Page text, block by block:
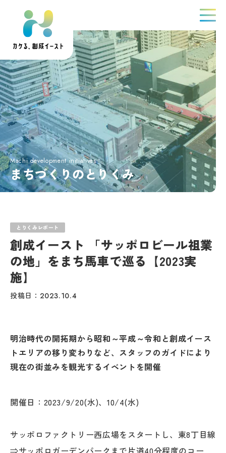
まちづくりのとりくみ
とりくみレポート
創成イースト 「サッポロビール祖業
の地」をまち馬車で巡る【2023実
施】
投稿日： 2023.10.4
明治時代の開拓期から昭和～平成～令和と創成イース
トエリアの移り変わりなど、スタッフのガイドにより
現在の街並みを観光するイベントを開催
開催日：2023/9/20(水)、10/4(水)
サッポロファクトリー西広場をスタートし、東8丁目線
⇒サッポロガーデンパークまで片道40分程度のコー